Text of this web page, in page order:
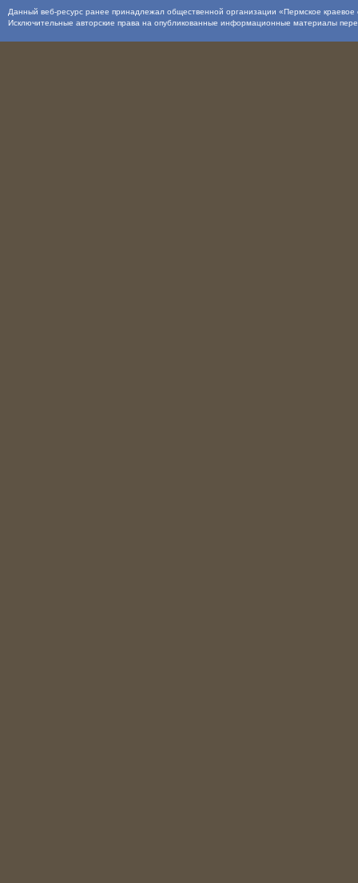
Данный веб-ресурс ранее принадлежал общественной организации «Пермское
Исключительные авторские права на опубликованные информационные материалы